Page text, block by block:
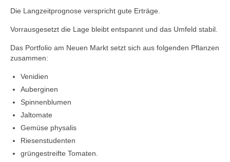
Die Langzeitprognose verspricht gute Erträge.
Vorrausgesetzt die Lage bleibt entspannt und das Umfeld stabil.
Das Portfolio am Neuen Markt setzt sich aus folgenden Pflanzen
zusammen:
Venidien
Auberginen
Spinnenblumen
Jaltomate
Gemüse physalis
Riesenstudenten
grüngestreifte Tomaten.